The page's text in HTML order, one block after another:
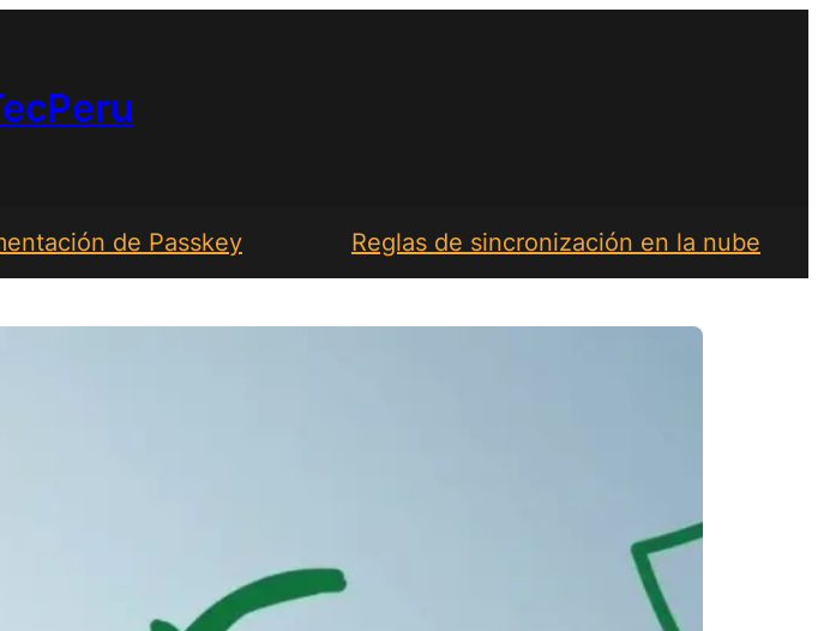
de Passkey Reglas de sincronización en la nube